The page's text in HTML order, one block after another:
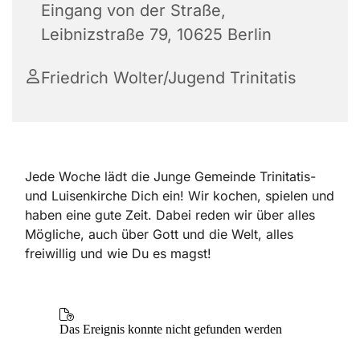
Eingang von der Straße,
Leibnizstraße 79, 10625 Berlin
Friedrich Wolter/Jugend Trinitatis
Jede Woche lädt die Junge Gemeinde Trinitatis-
und Luisenkirche Dich ein! Wir kochen, spielen und
haben eine gute Zeit. Dabei reden wir über alles
Mögliche, auch über Gott und die Welt, alles
freiwillig und wie Du es magst!